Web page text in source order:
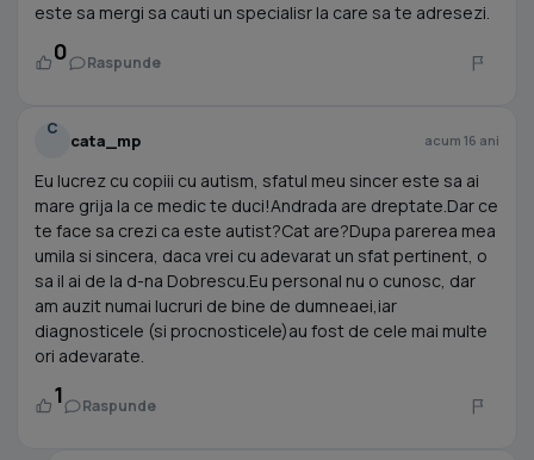
este sa mergi sa cauti un specialisr la care sa te adresezi.
0 Raspunde
C
cata_mp acum 16 ani
Eu lucrez cu copiii cu autism, sfatul meu sincer este sa ai
mare grija la ce medic te duci!Andrada are dreptate.Dar ce
te face sa crezi ca este autist?Cat are?Dupa parerea mea
umila si sincera, daca vrei cu adevarat un sfat pertinent, o
sa il ai de la d-na Dobrescu.Eu personal nu o cunosc, dar
am auzit numai lucruri de bine de dumneaei,iar
diagnosticele (si procnosticele)au fost de cele mai multe
ori adevarate.
1 Raspunde